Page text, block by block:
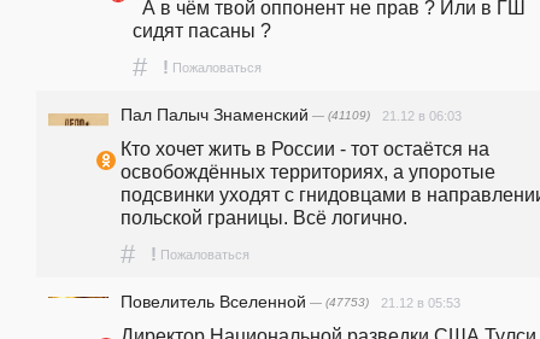
сидят пасаны ?
# ! Пожаловаться
Пал Палыч Знаменский — (41109) 21.12 в 06:03
Кто хочет жить в России - тот остаётся на
освобождённых территориях, а упоротые
подсвинки уходят с гнидовцами в
польской границы. Всё логично.
# ! Пожаловаться
Повелитель Вселенной — (47753) 21.12 в 05:53